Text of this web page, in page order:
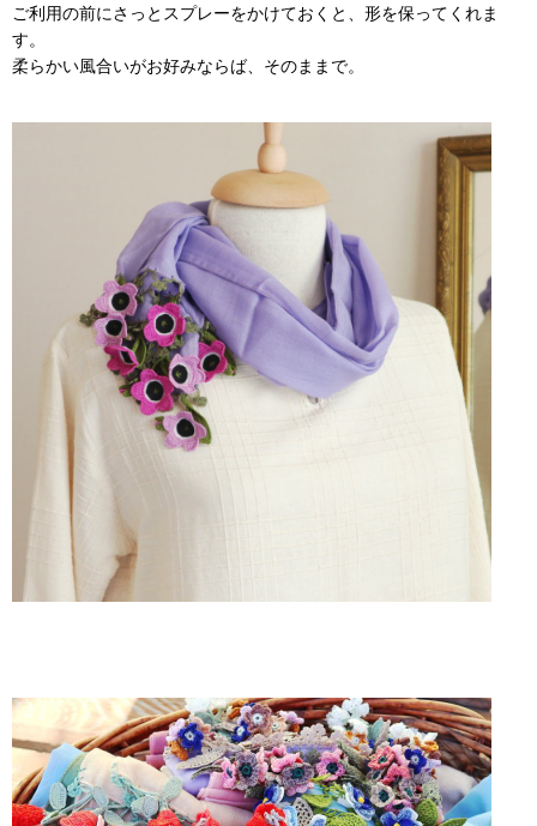
ご利用の前にさっとスプレーをかけておくと、形を保ってくれま
す。
柔らかい風合いがお好みならば、そのままで。